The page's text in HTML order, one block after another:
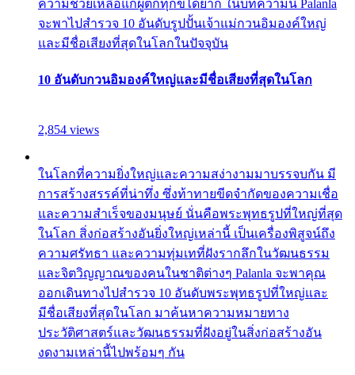
ความช่วยเหลือแก่ผู้ตกทุกข์ได้ยาก ในบทความนี้ Palanla
จะพาไปสำรวจ 10 อันดับรูปปั้นเจ้าแม่กวนอิมองค์ใหญ่
และมีชื่อเสียงที่สุดในโลกในปัจจุบัน
10 อันดับกวนอิมองค์ใหญ่และมีชื่อเสียงที่สุดในโลก
2,854 views
ในโลกที่ความยิ่งใหญ่และความสง่างามมาบรรจบกัน มี
การสร้างสรรค์ที่น่าทึ่ง ซึ่งท้าทายขีดจำกัดของความเชื่อ
และความสำเร็จของมนุษย์ นั่นคือพระพุทธรูปที่ใหญ่ที่สุด
ในโลก สิ่งก่อสร้างอันยิ่งใหญ่เหล่านี้ เป็นเครื่องพิสูจน์ถึง
ความศรัทธา และความทุ่มเทที่ฝังรากลึกในวัฒนธรรม
และจิตวิญญาณของคนในชาติต่างๆ Palanla จะพาคุณ
ออกเดินทางไปสำรวจ 10 อันดับพระพุทธรูปที่ใหญ่และ
มีชื่อเสียงที่สุดในโลก มาค้นหาความหมายทาง
ประวัติศาสตร์และวัฒนธรรมที่ฝังอยู่ในสิ่งก่อสร้างอัน
งดงามเหล่านี้ไปพร้อมๆ กัน